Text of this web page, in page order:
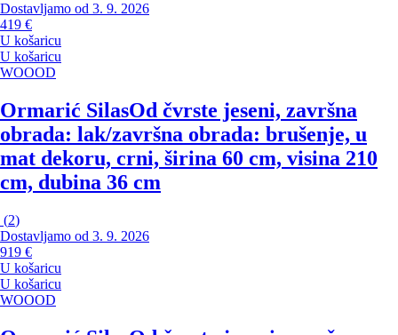
Dostavljamo od 3. 9. 2026
419 €
U košaricu
U košaricu
WOOOD
Ormarić SilasOd čvrste jeseni, završna
obrada: lak/završna obrada: brušenje, u
mat dekoru, crni, širina 60 cm, visina 210
cm, dubina 36 cm
(2)
Dostavljamo od 3. 9. 2026
919 €
U košaricu
U košaricu
WOOOD